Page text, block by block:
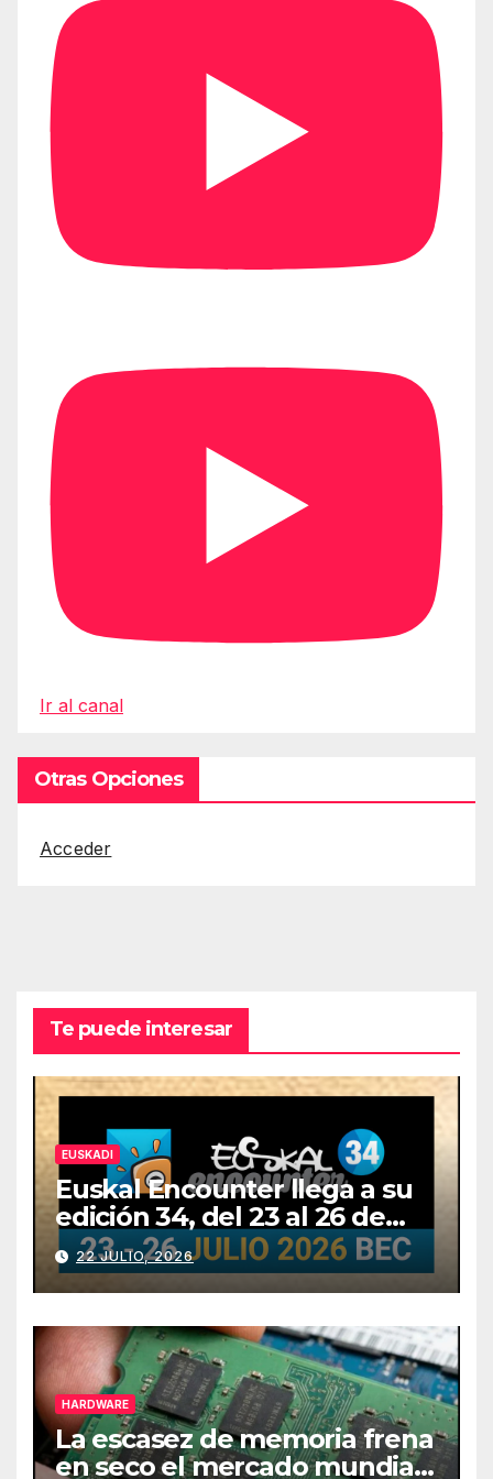
Ir al canal
Otras Opciones
Acceder
Te puede interesar
EUSKADI
Euskal Encounter llega a su
edición 34, del 23 al 26 de
julio
22 JULIO, 2026
HARDWARE
La escasez de memoria frena
en seco el mercado mundial